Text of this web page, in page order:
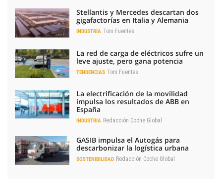
Stellantis y Mercedes descartan dos
gigafactorías en Italia y Alemania
INDUSTRIA Toni Fuentes
La red de carga de eléctricos sufre un
leve ajuste, pero gana potencia
TENDENCIAS Toni Fuentes
La electrificación de la movilidad
impulsa los resultados de ABB en
España
INDUSTRIA Redacción Coche Global
GASIB impulsa el Autogás para
descarbonizar la logística urbana
SOSTENIBILIDAD Redacción Coche Global